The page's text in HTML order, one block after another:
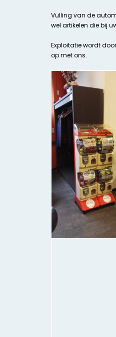
Vulling van de
wel artikelen die bij
Exploitatie wordt
op met ons.